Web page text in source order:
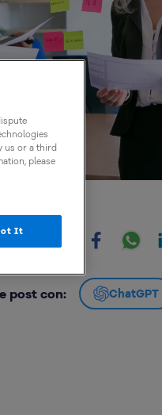
post con: ChatGPT
us or a third
please
It